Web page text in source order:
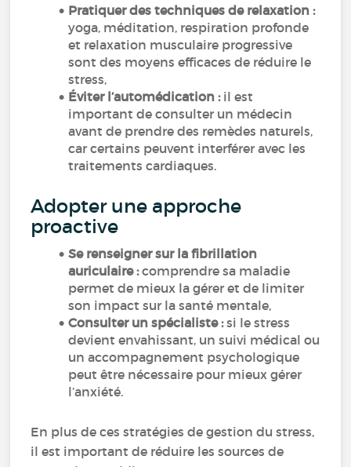
Pratiquer des techniques de relaxation :
yoga, méditation, respiration profonde
et relaxation musculaire progressive
sont des moyens efficaces de réduire le
stress,
Éviter l’automédication :il est
important de consulter un médecin
avant de prendre des remèdes naturels,
car certains peuvent interférer avec les
traitements cardiaques.
Adopter une approche
proactive
Se renseigner sur la fibrillation
auriculaire :comprendre sa maladie
permet de mieux la gérer et de limiter
son impact sur la santé mentale,
Consulter un spécialiste :si le stress
devient envahissant, un suivi médical ou
un accompagnement psychologique
peut être nécessaire pour mieux gérer
l’anxiété.
En plus de ces stratégies de gestion du stress,
il est important de réduire les sources de